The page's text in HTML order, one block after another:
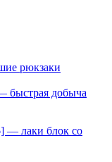
рюкзаки
быстрая добыча
— лаки блок со